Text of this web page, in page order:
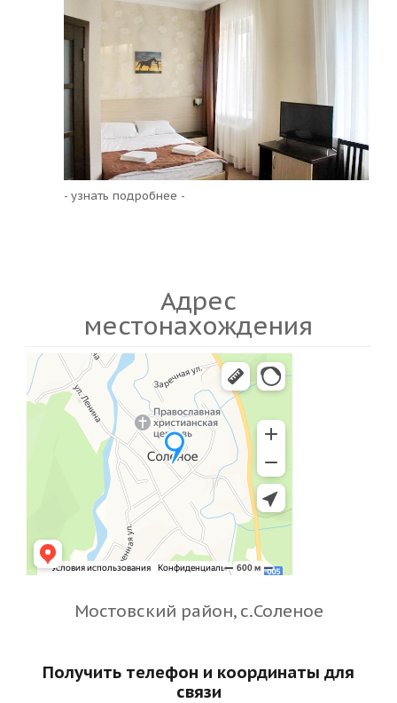
- узнать подробнее -
Адрес
местонахождения
Мостовский район, с.Соленое
Получить телефон и координаты для
связи